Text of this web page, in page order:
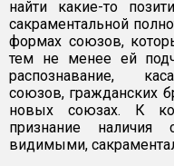
найти какие-то
сакраментальной
формах союзов,
тем не менее ей
распознавание,
союзов, гражданских
новых союзах. К
признание
видимыми,